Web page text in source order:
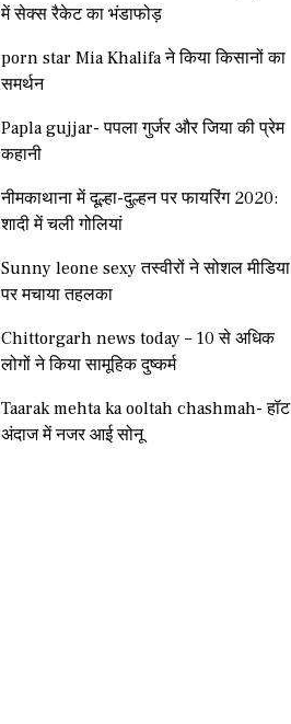
में सेक्स रैकेट का भंडाफोड़
porn star Mia Khalifa ने किया किसानों का
समर्थन
Papla gujjar- पपला गुर्जर और जिया की प्रेम
कहानी
नीमकाथाना में दूल्हा-दुल्हन पर फायरिंग 2020:
शादी में चली गोलियां
Sunny leone sexy तस्वीरों ने सोशल मीडिया
पर मचाया तहलका
Chittorgarh news today – 10 से अधिक
लोगों ने किया सामूहिक दुष्कर्म
Taarak mehta ka ooltah chashmah- हॉट
अंदाज में नजर आई सोनू